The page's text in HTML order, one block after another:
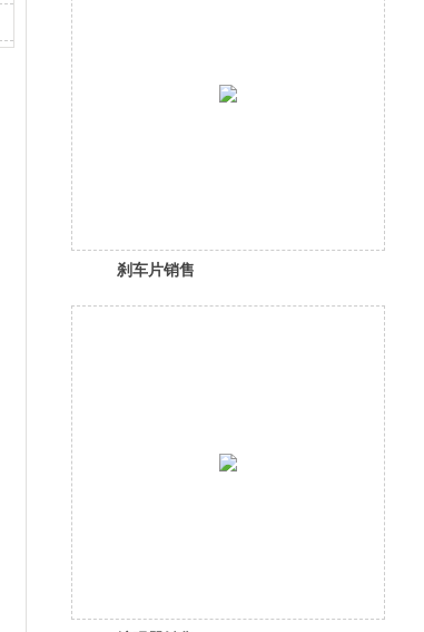
刹车片销售